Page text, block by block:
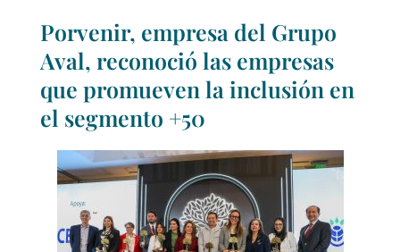
Porvenir, empresa del Grupo
Aval, reconoció las empresas
que promueven la inclusión en
el segmento +50